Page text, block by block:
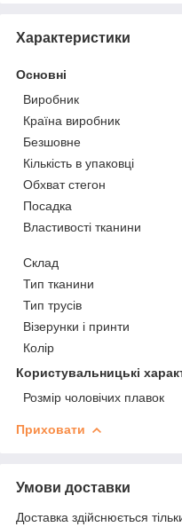
Характеристики
Основні
Виробник
Країна виробник
Безшовне
Кількість в упаковці
Обхват стегон
Посадка
Властивості тканини
Склад
Тип тканини
Тип трусів
Візерунки і принти
Колір
Користувальницькі
Розмір чоловічих плавок
Приховати
Умови доставки
Доставка здійснюється